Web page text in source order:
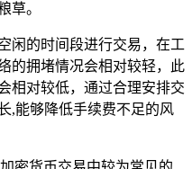
草。
闲的时间段进行交易，在工
的拥堵情况会相对较轻，此
相对较低，通过合理安排交
,能够降低手续费不足的风